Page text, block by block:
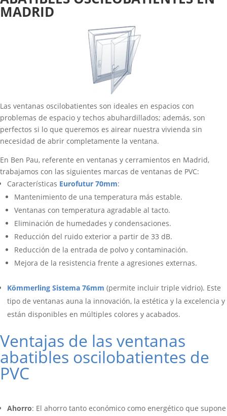
MADRID
Las ventanas oscilobatientes son ideales en espacios con
problemas de espacio y techos abuhardillados; además, son
perfectos si lo que queremos es airear nuestra vivienda sin
necesidad de abrir completamente la ventana.
En Ben Pau, referente en ventanas y cerramientos en Madrid,
trabajamos con las siguientes marcas de ventanas de PVC:
Características Eurofutur 70mm:
Mantenimiento de una temperatura más estable.
Ventanas con temperatura agradable al tacto.
Eliminación de humedades y condensaciones.
Reducción del ruido exterior a partir de 33 dB.
Reducción de la entrada de polvo y contaminación.
Mejora de la resistencia frente a agresiones externas.
Kömmerling Sistema 76mm (permite incluir triple vidrio). Este
tipo de ventanas auna la innovación, la estética y la excelencia y
están disponibles en múltiples colores y acabados.
Ventajas de las ventanas
abatibles oscilobatientes de
PVC
Ahorro: El ahorro tanto económico como energético que supone